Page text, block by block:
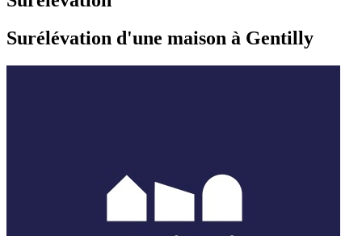
Surélévation d'une maison à Gentilly